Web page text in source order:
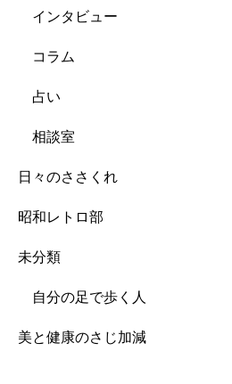
インタビュー
コラム
占い
相談室
日々のささくれ
昭和レトロ部
未分類
自分の足で歩く人
美と健康のさじ加減